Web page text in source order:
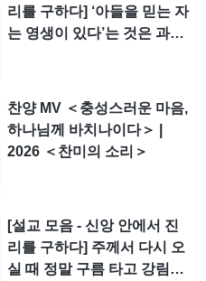
리를 구하다] ‘아들을 믿는 자
는 영생이 있다’는 것은 과연
찬양 MV ＜충성스러운 마음,
하나님께 바치나이다＞ |
2026 ＜찬미의 소리＞
[설교 모음 - 신앙 안에서 진
리를 구하다] 주께서 다시 오
실 때 정말 구름 타고 강림하